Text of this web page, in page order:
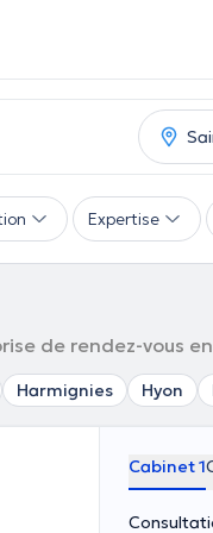
Expertise
de rendez-vous
Harmignies Hyon
Cabinet 1